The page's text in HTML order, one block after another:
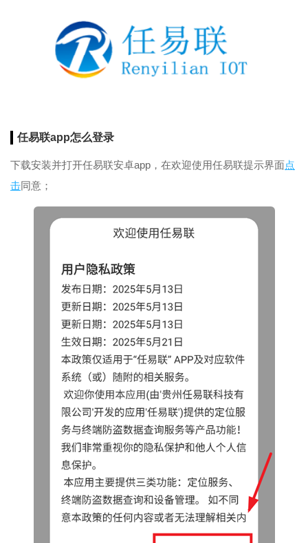
任易联app怎么登录
下载安装并打开任易联安卓app，在欢迎使用任易联提示界面点
击同意；